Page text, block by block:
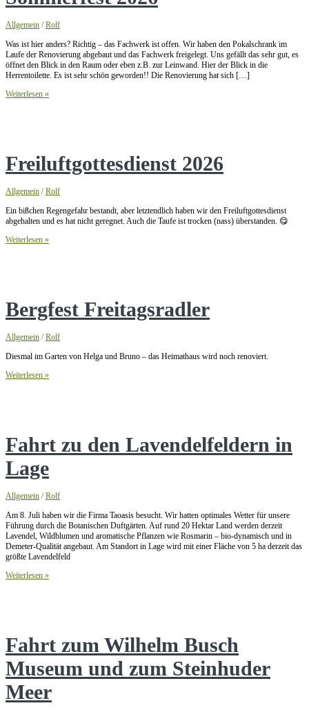
Allgemein /Rolf
Was ist hier anders? Richtig – das Fachwerk ist offen. Wir haben den Pokalschrank im
Laufe der Renovierung abgebaut und das Fachwerk freigelegt. Uns gefällt das sehr gut, es
öffnet den Blick in den Raum oder eben z.B. zur Leinwand. Hier der Blick in die
Herrentoilette. Es ist sehr schön geworden!! Die Renovierung hat sich […]
Sommerfest
Weiterlesen »
Freiluftgottesdienst 2026
Allgemein /Rolf
Ein bißchen Regengefahr bestandt, aber letztendlich haben wir den Freiluftgottesdienst
abgehalten und es hat nicht geregnet. Auch die Taufe ist trocken (nass) überstanden. 😋
Freiluftgottesdienst
Weiterlesen »
Bergfest Freitagsradler
Allgemein /Rolf
Diesmal im Garten von Helga und Bruno – das Heimathaus wird noch renoviert.
Bergfest
Weiterlesen »
Fahrt zu den Lavendelfeldern in
Lage
Allgemein /Rolf
Am 8. Juli haben wir die Firma Taoasis besucht. Wir hatten optimales Wetter für unsere
Führung durch die Botanischen Duftgärten. Auf rund 20 Hektar Land werden derzeit
Lavendel, Wildblumen und aromatische Pflanzen wie Rosmarin – bio-dynamisch und in
Demeter-Qualität angebaut. Am Standort in Lage wird mit einer Fläche von 5 ha derzeit das
größte Lavendelfeld
Fahrt
Weiterlesen »
Fahrt zum Wilhelm Busch
Museum und zum Steinhuder
Meer